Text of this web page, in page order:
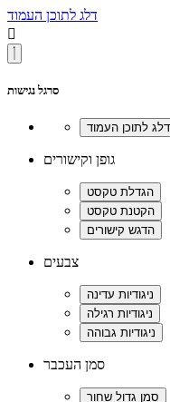
דלג לתוכן העמוד

סרגל נגישות
גופן וקישורים
צבעים
סמן העכבר